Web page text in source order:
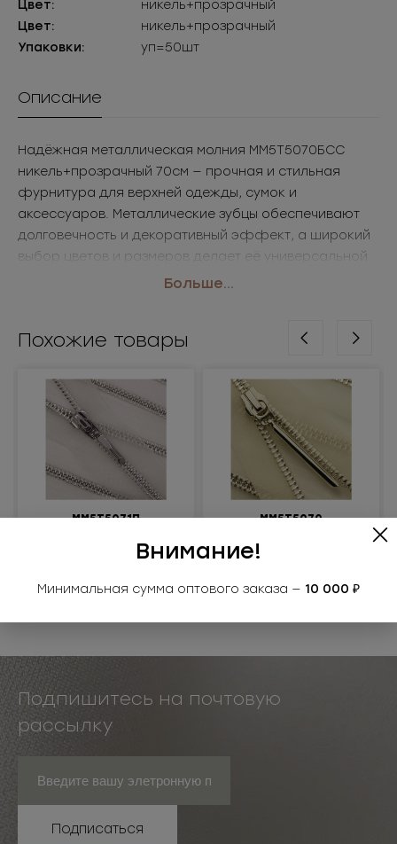
Цвет:
никель+прозрачный
Цвет:
никель+прозрачный
Упаковки:
уп=50шт
Описание
Надёжная металлическая молния ММ5Т5070БСС
никель+прозрачный 70см — прочная и стильная
фурнитура для верхней одежды, сумок и
аксессуаров. Металлические зубцы обеспечивают
долговечность и декоративный эффект, а широкий
выбор цветов и размеров делает её универсальной.
Больше...
Похожие товары
ММ5Т5071П
разъемная 5Т
ММ5Т5070
разъемная 5Т
Подпишитесь на почтовую
рассылку
Подписаться
Внимание!
Минимальная сумма оптового заказа — 10 000 ₽